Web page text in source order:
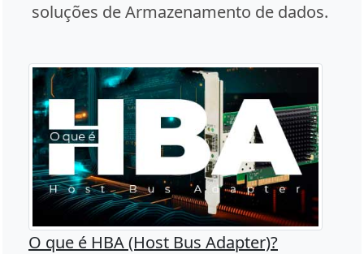
soluções de Armazenamento de dados.
O que é HBA (Host Bus Adapter)?